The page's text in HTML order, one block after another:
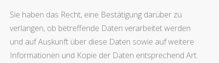
Sie haben das Recht, eine Bestätigung darüber zu
verlangen, ob betreffende Daten verarbeitet werden
und auf Auskunft über diese Daten sowie auf weitere
Informationen und Kopie der Daten entsprechend Art.